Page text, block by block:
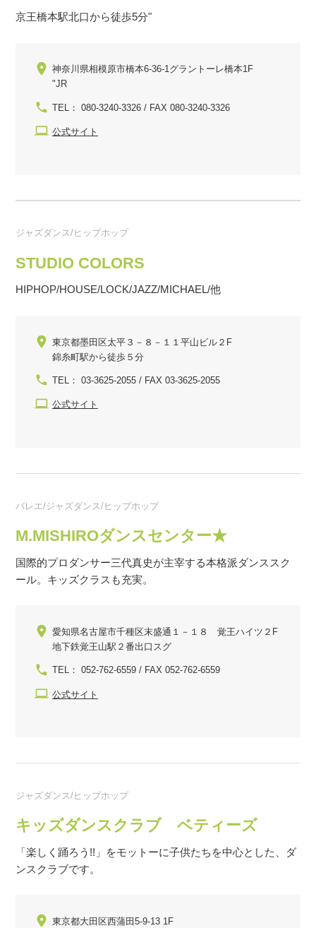
京王橋本駅北口から徒歩5分"
神奈川県相模原市橋本6-36-1グラントーレ橋本1F
"JR
TEL： 080-3240-3326 / FAX 080-3240-3326
公式サイト
ジャズダンス/ヒップホップ
STUDIO COLORS
HIPHOP/HOUSE/LOCK/JAZZ/MICHAEL/他
東京都墨田区太平３－８－１１平山ビル２F
錦糸町駅から徒歩５分
TEL： 03-3625-2055 / FAX 03-3625-2055
公式サイト
バレエ/ジャズダンス/ヒップホップ
M.MISHIROダンスセンター★
国際的プロダンサー三代真史が主宰する本格派ダンススク
ール。キッズクラスも充実。
愛知県名古屋市千種区末盛通１－１８ 覚王ハイツ２F
地下鉄覚王山駅２番出口スグ
TEL： 052-762-6559 / FAX 052-762-6559
公式サイト
ジャズダンス/ヒップホップ
キッズダンスクラブ ベティーズ
「楽しく踊ろう!!」をモットーに子供たちを中心とした、ダ
ンスクラブです。
東京都大田区西蒲田5-9-13 1F